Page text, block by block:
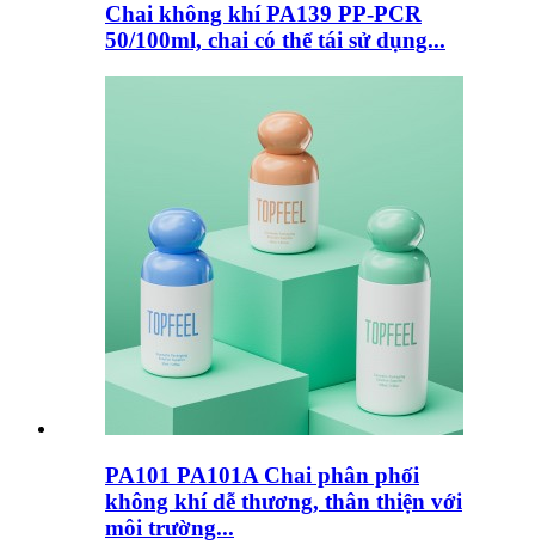
Chai không khí PA139 PP-PCR
50/100ml, chai có thể tái sử dụng...
PA101 PA101A Chai phân phối
không khí dễ thương, thân thiện với
môi trường...